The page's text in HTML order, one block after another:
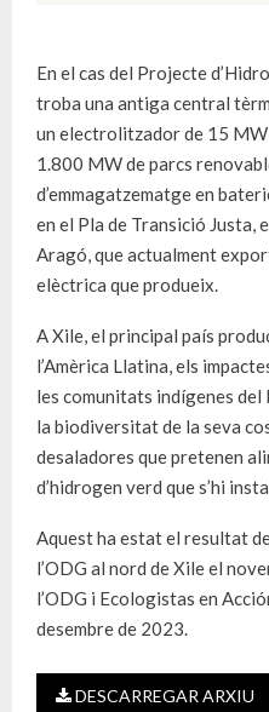
En el cas del Projecte
troba una antiga central
un electrolitzador de 15
1.800 MW de parcs
d’emmagatzematge en
en el Pla de Transició Justa,
Aragó, que actualment
elèctrica que produeix.
A Xile, el principal país
l’Amèrica Llatina, els
les comunitats indígenes del
la biodiversitat de la seva
desaladores que pretenen
d’hidrogen verd que s’hi
Aquest ha estat el resultat
l’ODG al nord de Xile el
l’ODG i Ecologistas en
desembre de 2023.
DESCARREGAR ARXIU